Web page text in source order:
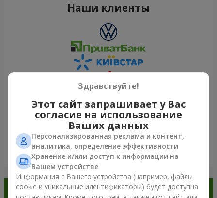
Наши клиенты
Посмотреть все
Заказывайте в приложении
Здравствуйте!
Этот сайт запрашивает у Вас
согласие на использование
Ваших данных
Персонализированная реклама и контент,
аналитика, определение эффективности
Хранение и/или доступ к информации на
Вашем устройстве
Информация с Вашего устройства (например, файлы
cookie и уникальные идентификаторы) будет доступна